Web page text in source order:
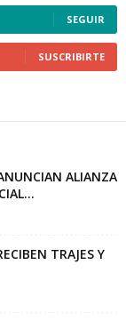
SEGUIR
SUSCRIBIRTE
ALIANZA
TRAJES Y